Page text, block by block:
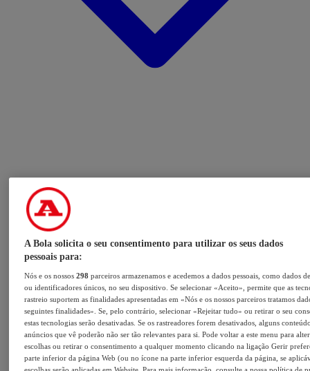
A Bola solicita o seu consentimento para utilizar os seus dados
pessoais para:
Nós e os nossos298 parceiros armazenamos e acedemos a dados pessoais, como dados
ou identificadores únicos, no seu dispositivo. Se selecionar «Aceito», permite que as
rastreio suportem as finalidades apresentadas em «Nós e os nossos parceiros tratamos
seguintes finalidades». Se, pelo contrário, selecionar «Rejeitar tudo» ou retirar o seu
estas tecnologias serão desativadas. Se os rastreadores forem desativados, alguns
anúncios que vê poderão não ser tão relevantes para si. Pode voltar a este menu para
escolhas ou retirar o consentimento a qualquer momento clicando na ligação Gerir
parte inferior da página Web (ou no ícone na parte inferior esquerda da página, se